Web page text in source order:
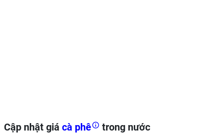
Cập nhật giá cà phê trong nước